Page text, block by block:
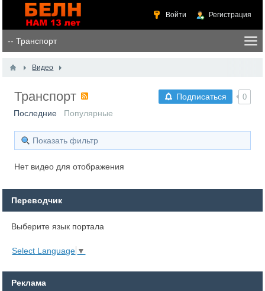
Войти Регистрация
Видео
Подписаться 0
Транспорт
Последние Популярные
Показать фильтр
Нет видео для отображения
Переводчик
Выберите язык портала
Select Language ▼
Реклама